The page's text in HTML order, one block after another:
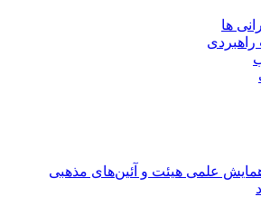
ها
راهبردی